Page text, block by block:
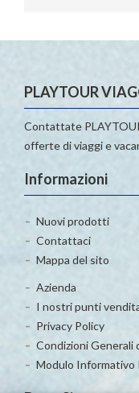
PLAYTOUR
Contattate
offerte di viaggi e
Informazioni
Nuovi prodotti
Contattaci
Mappa del sito
Azienda
I nostri punti
Privacy Policy
Condizioni
Modulo